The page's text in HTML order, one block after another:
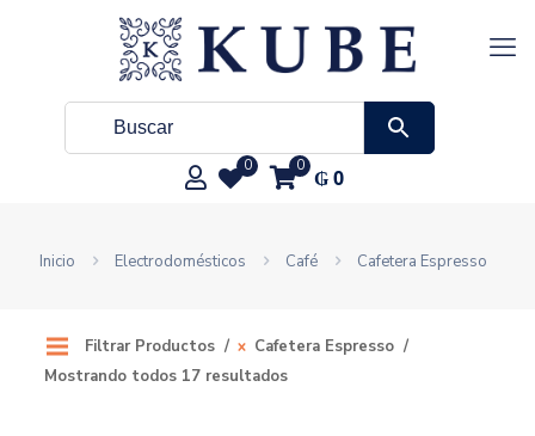
0 0 ₲0
Inicio Electrodomésticos Café Cafetera Espresso
Filtrar Productos
Cafetera Espresso
Mostrando todos 17 resultados